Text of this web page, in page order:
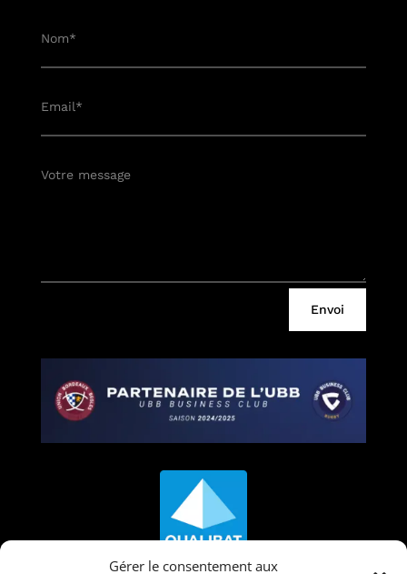
Gérer le consentement aux
Envoi